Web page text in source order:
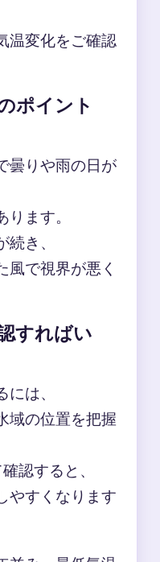
温変化をご確認
ポイント
曇りや雨の日が
ます。
き、
風で視界が悪く
すればい
は、
域の位置を把握
認すると、
やすくなります